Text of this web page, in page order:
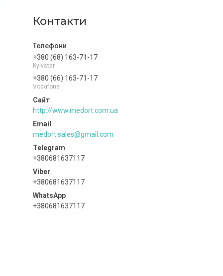
Контакти
+380 (68) 163-71-17
Kyivstar
+380 (66) 163-71-17
Vodafone
http://www.medort.com.ua
medort.sales@gmail.com
+380681637117
+380681637117
+380681637117